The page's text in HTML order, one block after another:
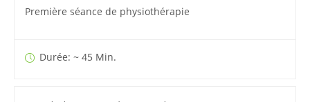
Première séance de physiothérapie
Durée: ~ 45 Min.